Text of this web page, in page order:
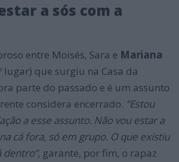
a sós com a
entre Moisés, Sara e Mariana
lugar) que surgiu na Casa da
parte do passado e é um assunto
considera encerrado. “Estou
a esse assunto. Não vou estar a
cá fora, só em grupo. O que existiu
dentro”, garante, por fim, o rapaz